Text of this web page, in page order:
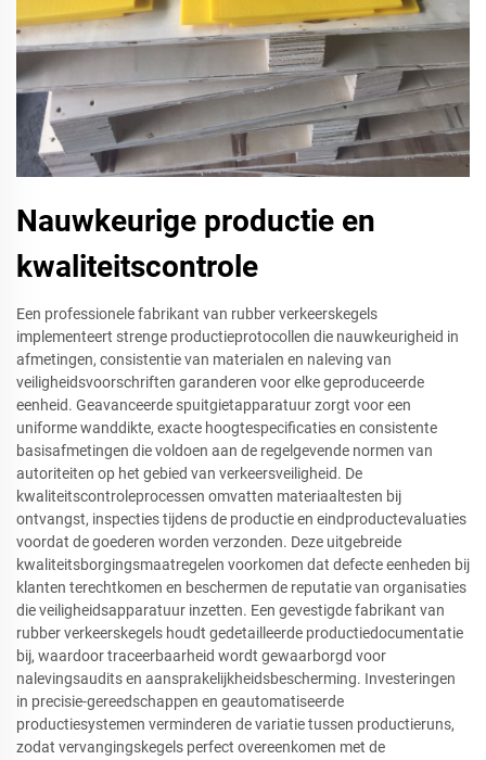
Nauwkeurige productie en
kwaliteitscontrole
Een professionele fabrikant van rubber verkeerskegels
implementeert strenge productieprotocollen die nauwkeurigheid in
afmetingen, consistentie van materialen en naleving van
veiligheidsvoorschriften garanderen voor elke geproduceerde
eenheid. Geavanceerde spuitgietapparatuur zorgt voor een
uniforme wanddikte, exacte hoogtespecificaties en consistente
basisafmetingen die voldoen aan de regelgevende normen van
autoriteiten op het gebied van verkeersveiligheid. De
kwaliteitscontroleprocessen omvatten materiaaltesten bij
ontvangst, inspecties tijdens de productie en eindproductevaluaties
voordat de goederen worden verzonden. Deze uitgebreide
kwaliteitsborgingsmaatregelen voorkomen dat defecte eenheden bij
klanten terechtkomen en beschermen de reputatie van organisaties
die veiligheidsapparatuur inzetten. Een gevestigde fabrikant van
rubber verkeerskegels houdt gedetailleerde productiedocumentatie
bij, waardoor traceerbaarheid wordt gewaarborgd voor
nalevingsaudits en aansprakelijkheidsbescherming. Investeringen
in precisie-gereedschappen en geautomatiseerde
productiesystemen verminderen de variatie tussen productieruns,
zodat vervangingskegels perfect overeenkomen met de